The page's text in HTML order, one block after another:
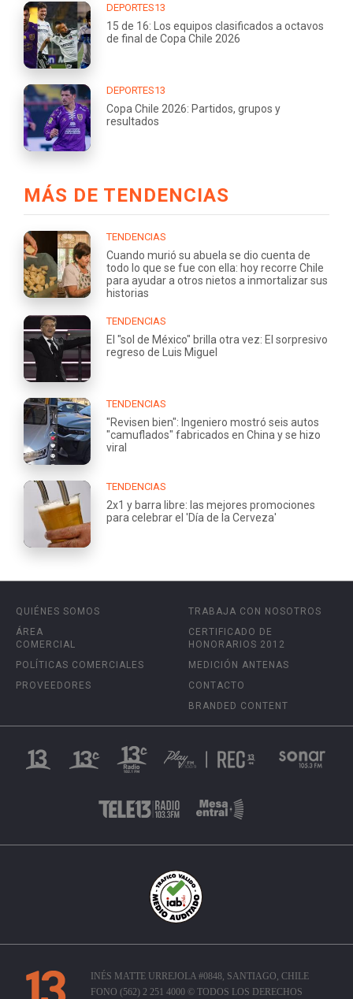
DEPORTES13
15 de 16: Los equipos clasificados a octavos
de final de Copa Chile 2026
DEPORTES13
Copa Chile 2026: Partidos, grupos y
resultados
MÁS DE TENDENCIAS
TENDENCIAS
Cuando murió su abuela se dio cuenta de
todo lo que se fue con ella: hoy recorre Chile
para ayudar a otros nietos a inmortalizar sus
historias
TENDENCIAS
El "sol de México" brilla otra vez: El sorpresivo
regreso de Luis Miguel
TENDENCIAS
"Revisen bien": Ingeniero mostró seis autos
"camuflados" fabricados en China y se hizo
viral
TENDENCIAS
2x1 y barra libre: las mejores promociones
para celebrar el 'Día de la Cerveza'
QUIÉNES SOMOS
ÁREA
COMERCIAL
POLÍTICAS COMERCIALES
PROVEEDORES
TRABAJA CON NOSOTROS
CERTIFICADO DE
HONORARIOS 2012
MEDICIÓN ANTENAS
CONTACTO
BRANDED CONTENT
INÉS MATTE URREJOLA #0848, SANTIAGO, CHILE
FONO (562) 2 251 4000 © TODOS LOS DERECHOS